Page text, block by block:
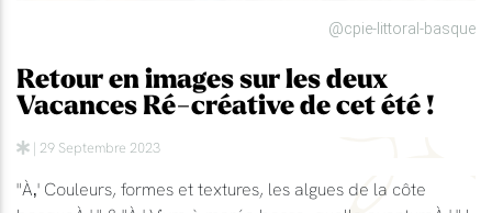
@cpie-littoral-basque
Retour en images sur les deux
Vacances Ré-créative de cet été !
| 29 Septembre 2023
"À‚' Couleurs, formes et textures, les algues de la côte